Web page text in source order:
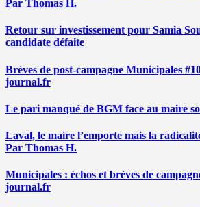
Par Thomas H.
Retour sur investissement pour Samia
candidate défaite
Brèves de post-campagne Municipales
journal.fr
Le pari manqué de BGM face au maire
Laval, le maire l’emporte mais la
Par Thomas H.
Municipales : échos et brèves de
journal.fr